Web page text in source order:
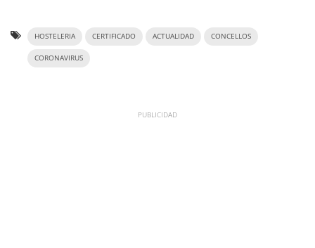
HOSTELERIA CERTIFICADO ACTUALIDAD CONCELLOS
CORONAVIRUS